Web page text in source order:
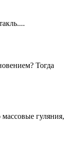
Тогда
гуляния,